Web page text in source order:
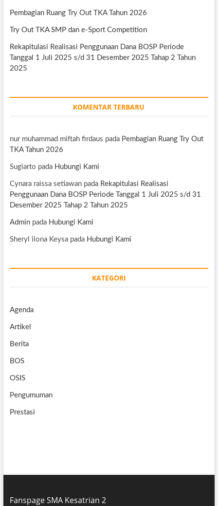
Pembagian Ruang Try Out TKA Tahun 2026
Try Out TKA SMP dan e-Sport Competition
Rekapitulasi Realisasi Penggunaan Dana BOSP Periode
Tanggal 1 Juli 2025 s/d 31 Desember 2025 Tahap 2 Tahun
2025
KOMENTAR TERBARU
nur muhammad miftah firdaus pada Pembagian Ruang Try Out
TKA Tahun 2026
Sugiarto pada Hubungi Kami
Cynara raissa setiawanpada Rekapitulasi Realisasi
Penggunaan Dana BOSP Periode Tanggal 1 Juli 2025 s/d 31
Desember 2025 Tahap 2 Tahun 2025
Adminpada Hubungi Kami
Sheryl ilona Keysapada Hubungi Kami
KATEGORI
Agenda
Artikel
Berita
BOS
OSIS
Pengumuman
Prestasi
Fanspage SMA Kesatrian 2